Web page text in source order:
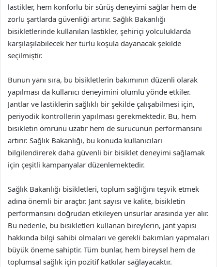
lastikler, hem konforlu bir sürüş deneyimi sağlar hem de
zorlu şartlarda güvenliği artırır. Sağlık Bakanlığı
bisikletlerinde kullanılan lastikler, şehiriçi yolculuklarda
karşılaşılabilecek her türlü koşula dayanacak şekilde
seçilmiştir.
Bunun yanı sıra, bu bisikletlerin bakımının düzenli olarak
yapılması da kullanıcı deneyimini olumlu yönde etkiler.
Jantlar ve lastiklerin sağlıklı bir şekilde çalışabilmesi için,
periyodik kontrollerin yapılması gerekmektedir. Bu, hem
bisikletin ömrünü uzatır hem de sürücünün performansını
artırır. Sağlık Bakanlığı, bu konuda kullanıcıları
bilgilendirerek daha güvenli bir bisiklet deneyimi sağlamak
için çeşitli kampanyalar düzenlemektedir.
Sağlık Bakanlığı bisikletleri, toplum sağlığını teşvik etmek
adına önemli bir araçtır. Jant sayısı ve kalite, bisikletin
performansını doğrudan etkileyen unsurlar arasında yer alır.
Bu nedenle, bu bisikletleri kullanan bireylerin, jant yapısı
hakkında bilgi sahibi olmaları ve gerekli bakımları yapmaları
büyük öneme sahiptir. Tüm bunlar, hem bireysel hem de
toplumsal sağlık için pozitif katkılar sağlayacaktır.